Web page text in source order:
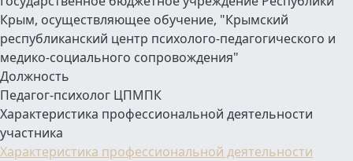
Крым, осуществляющее обучение, "Крымский
республиканский центр психолого-педагогического и
медико-социального сопровождения"
Должность
Педагог-психолог ЦПМПК
Характеристика профессиональной деятельности
участника
Характеристика профессиональной деятельности